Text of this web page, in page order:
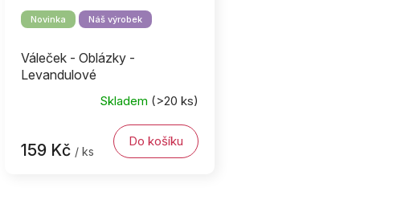
Novinka Náš výrobek
Váleček - Oblázky -
Levandulové
Skladem (>20 ks)
159 Kč / ks
Do košíku